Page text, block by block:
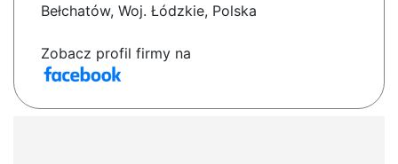
Bełchatów, Woj. Łódzkie, Polska
Zobacz profil firmy na